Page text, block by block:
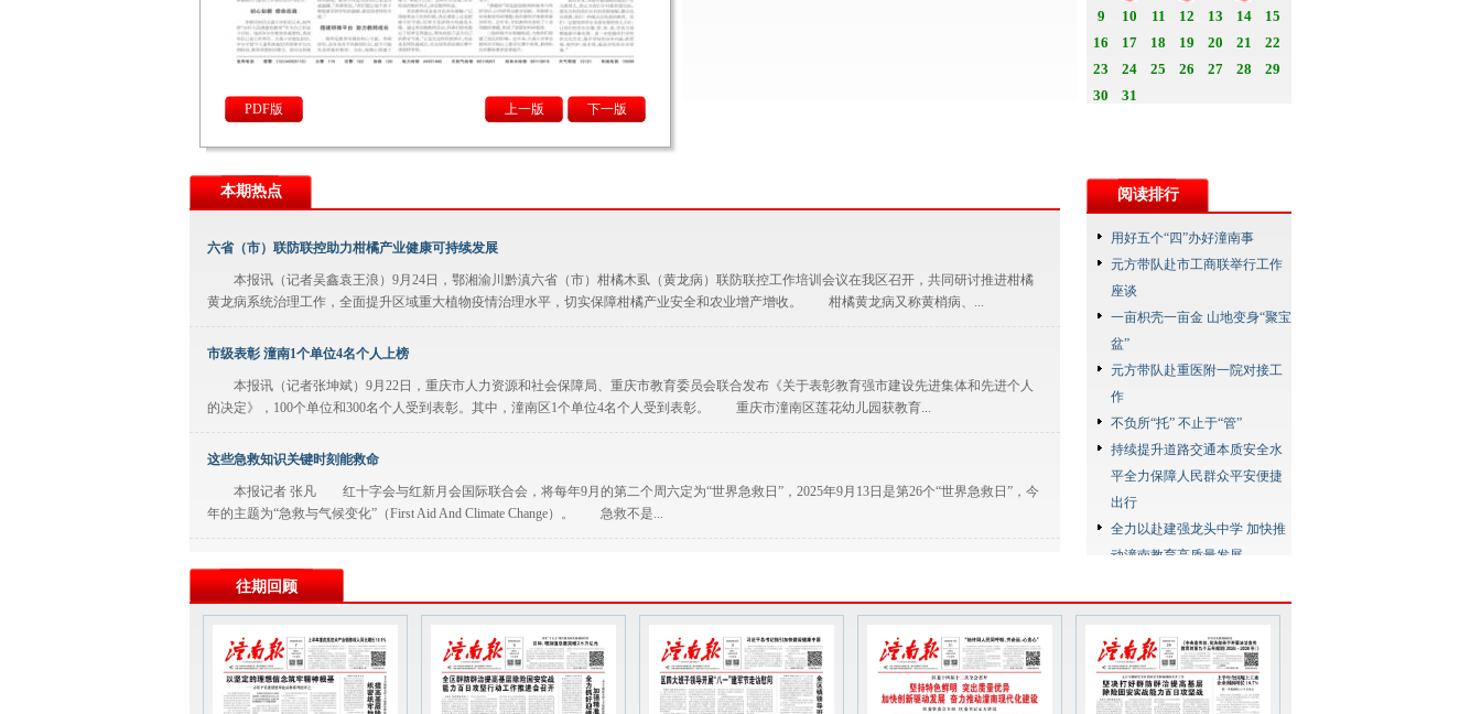
PDF版 下一版
上一版
阅读排行
用好五个“四”办好潼南事
元方带队赴市工商联举行工作
座谈
一亩枳壳一亩金 山地变身“聚宝
盆”
元方带队赴重医附一院对接工
作
不负所“托” 不止于“管”
持续提升道路交通本质安全水
平全力保障人民群众平安便捷
出行
全力以赴建强龙头中学 加快推
动潼南教育高质量发展
实保障人民群众生命财产安全
你好潼南·澄湖映夏
“渝超”潼南代表队球员选拔火
热开启
本期热点
六省（市）联防联控助力柑橘产业健康可持续发展
本报讯（记者吴鑫袁王浪）9月24日，鄂湘渝川黔滇六省（市）柑橘木虱（黄龙病）联防联控工作培训会议在我区召开，共同研讨推进柑橘
黄龙病系统治理工作，全面提升区域重大植物疫情治理水平，切实保障柑橘产业安全和农业增产增收。 柑橘黄龙病又称黄梢病、...
市级表彰 潼南1个单位4名个人上榜
本报讯（记者张坤斌）9月22日，重庆市人力资源和社会保障局、重庆市教育委员会联合发布《关于表彰教育强市建设先进集体和先进个人
的决定》，100个单位和300名个人受到表彰。其中，潼南区1个单位4名个人受到表彰。 重庆市潼南区莲花幼儿园获教育...
这些急救知识关键时刻能救命
本报记者 张凡 红十字会与红新月会国际联合会，将每年9月的第二个周六定为“世界急救日”，2025年9月13日是第26个“世界急救日”，今
年的主题为“急救与气候变化”（First Aid And Climate Change）。 急救不是...
统筹联动 融合互促 构建功能互补集约高效的新型城乡空间格局
本报讯（记者邓越月蒋坐）近日，区委书记文天平前往潼南高新区东区、田家镇、塘坝镇调研城镇体系和城乡空间优化时强调，要深入学习
贯彻习近平总书记在中央城市工作会议上重要讲话精神，全面落实市委六届七次全会部署，认真践行人民城市理念，高质量推进全区“...
以“时代楷模”为镜照亮潼南未成年人保护之路
卫平 近日，中央宣传部授予重庆市检察机关“莎姐”未成年人保护工作团队代表“时代楷模”称号。这一崇高荣誉，不仅是对重庆检察系统
往期回顾